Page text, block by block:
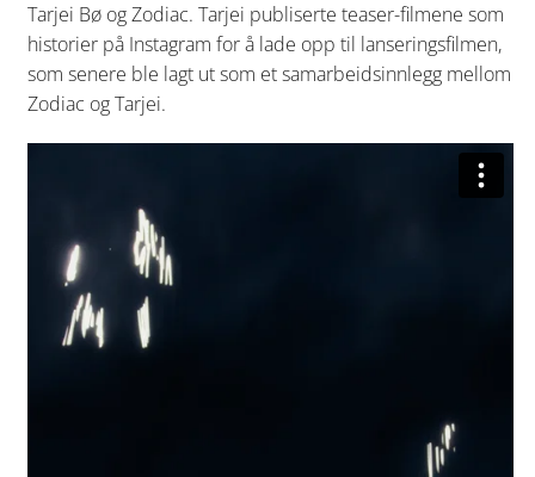
Tarjei Bø og Zodiac. Tarjei publiserte teaser-filmene som
historier på Instagram for å lade opp til lanseringsfilmen,
som senere ble lagt ut som et samarbeidsinnlegg mellom
Zodiac og Tarjei.